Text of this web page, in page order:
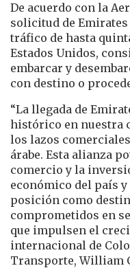
De acuerdo con la
solicitud de
tráfico de hasta
Estados Unidos,
embarcar y
con destino o
“La llegada de
histórico en nuestra
los lazos
árabe. Esta alianza
comercio y la
económico del país
posición como
comprometidos en
que impulsen el
internacional de
Transporte, William